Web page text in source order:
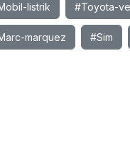
listrik #Toyota-
marquez #Sim